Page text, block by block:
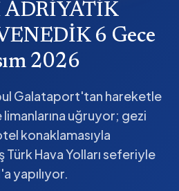
6 Gece
2026
Galataport'tan hareketle
uğruyor; gezi
konaklamasıyla
Türk Hava Yolları seferiyle
yapılıyor.